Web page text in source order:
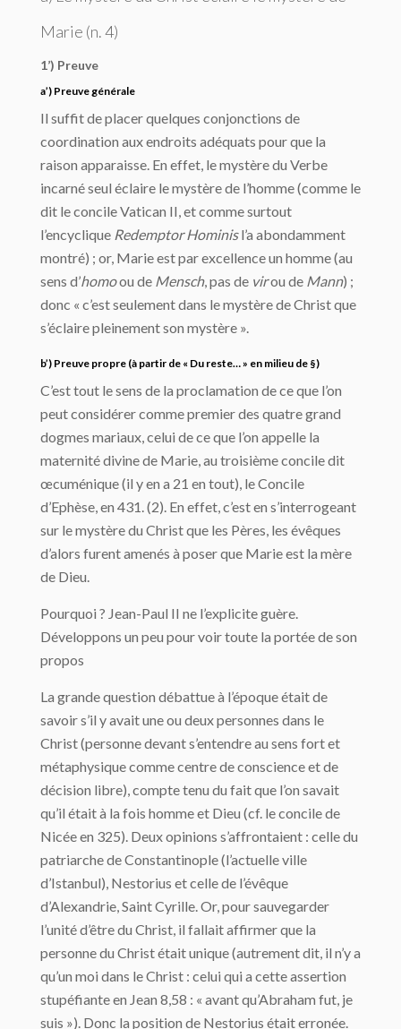
Marie (n. 4)
1’) Preuve
a’) Preuve générale
Il suffit de placer quelques conjonctions de
coordination aux endroits adéquats pour que la
raison apparaisse. En effet, le mystère du Verbe
incarné seul éclaire le mystère de l’homme (comme le
dit le concile Vatican II, et comme surtout
l’encyclique Redemptor Hominisl’a abondamment
montré) ; or, Marie est par excellence un homme (au
sens d’homoou de Mensch, pas de virou de Mann) ;
donc « c’est seulement dans le mystère de Christ que
s’éclaire pleinement son mystère ».
b’) Preuve propre (à partir de « Du reste… » en milieu de §)
C’est tout le sens de la proclamation de ce que l’on
peut considérer comme premier des quatre grand
dogmes mariaux, celui de ce que l’on appelle la
maternité divine de Marie, au troisième concile dit
œcuménique (il y en a 21 en tout), le Concile
d’Ephèse, en 431. (2). En effet, c’est en s’interrogeant
sur le mystère du Christ que les Pères, les évêques
d’alors furent amenés à poser que Marie est la mère
de Dieu.
Pourquoi ? Jean-Paul II ne l’explicite guère.
Développons un peu pour voir toute la portée de son
propos
La grande question débattue à l’époque était de
savoir s’il y avait une ou deux personnes dans le
Christ (personne devant s’entendre au sens fort et
métaphysique comme centre de conscience et de
décision libre), compte tenu du fait que l’on savait
qu’il était à la fois homme et Dieu (cf. le concile de
Nicée en 325). Deux opinions s’affrontaient : celle du
patriarche de Constantinople (l’actuelle ville
d’Istanbul), Nestorius et celle de l’évêque
d’Alexandrie, Saint Cyrille. Or, pour sauvegarder
l’unité d’être du Christ, il fallait affirmer que la
personne du Christ était unique (autrement dit, il n’y a
qu’un moi dans le Christ : celui qui a cette assertion
stupéfiante en Jean 8,58 : « avant qu’Abraham fut, je
suis »). Donc la position de Nestorius était erronée.